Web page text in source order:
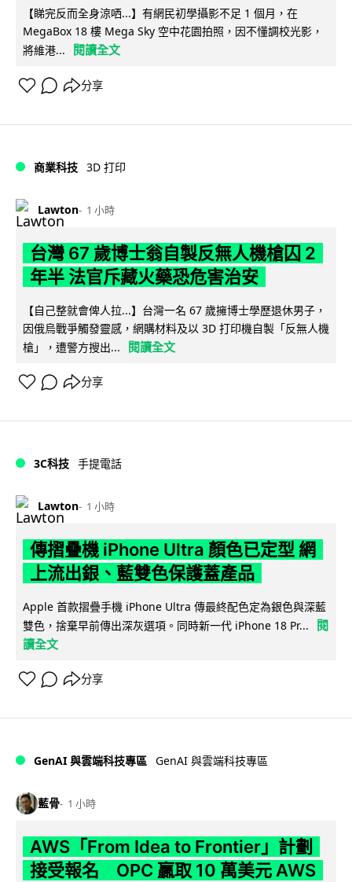
【睇完反而全身涼哂...】有網民初學攝影不足 1 個月，在
MegaBox 18 樓 Mega Sky 空中花園拍照，因不懂調校光影，
將維港...
閱讀全文
分享
商業科技 3D 打印
Lawton 1 小時
台灣 67 歲博士翁自製反無人機槍囚 2
年半 法官斥藏火藥恐危害治安
【自己整就會俾人拉...】台灣一名 67 歲擁博士學歷退休男子，
因俄烏戰爭觸發靈感，網購材料及以 3D 打印機自製「反無人機
槍」，遭警方搜出...
閱讀全文
分享
3C科技 手提電話
Lawton 1 小時
傳摺疊機 iPhone Ultra 顏色已定型 網
上流出銀、藍雙色保護蓋產品
Apple 首款摺疊手機 iPhone Ultra 傳最終配色定為銀色與深藍
雙色，捨棄早前傳出深灰選項。同時新一代 iPhone 18 Pr...
閱
讀全文
分享
GenAI 與雲端科技專區 GenAI 與雲端科技專區
藍骨 1 小時
AWS「From Idea to Frontier」計劃
接受報名 OPC 贏取 10 萬美元 AWS